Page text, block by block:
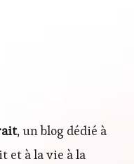
, un blog dédié à
et à la vie à la